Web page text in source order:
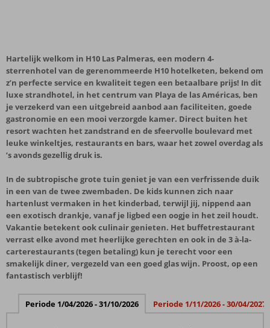
Hartelijk welkom in H10 Las Palmeras, een modern 4-
sterrenhotel van de gerenommeerde H10 hotelketen, bekend om
z’n perfecte service en kwaliteit tegen een betaalbare prijs! In dit
luxe strandhotel, in het centrum van Playa de las Américas, ben
je verzekerd van een uitgebreid aanbod aan faciliteiten, goede
gastronomie en een mooi verzorgde kamer. Direct buiten het
resort wachten het zandstrand en de sfeervolle boulevard met
leuke winkeltjes, restaurants en bars, waar het zowel overdag als
’s avonds gezellig druk is.
In de subtropische grote tuin geniet je van een verfrissende duik
in een van de twee zwembaden. De kids kunnen zich naar
hartenlust vermaken in het kinderbad, terwijl jij, nippend aan
een exotisch drankje, vanaf je ligbed een oogje in het zeil houdt.
Vakantie betekent ook culinair genieten. Het buffetrestaurant
verrast elke avond met heerlijke gerechten en ook in de 3 à-la-
carterestaurants (tegen betaling) kun je terecht voor een
smakelijk diner, vergezeld van een goed glas wijn. Proost, op een
fantastisch verblijf!
Periode 1/04/2026 - 31/10/2026 Periode 1/11/2026 - 30/04/2027